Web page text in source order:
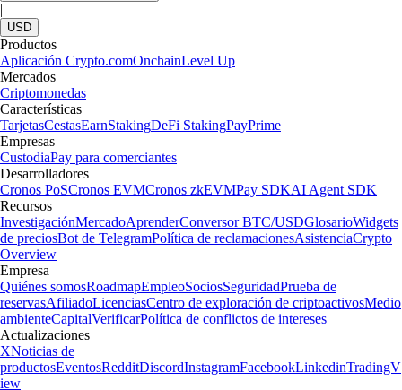
|
USD
Productos
Aplicación Crypto.comOnchainLevel Up
Mercados
Criptomonedas
Características
TarjetasCestasEarnStakingDeFi StakingPayPrime
Empresas
CustodiaPay para comerciantes
Desarrolladores
Cronos PoSCronos EVMCronos zkEVMPay SDKAI Agent SDK
Recursos
InvestigaciónMercadoAprenderConversor BTC/USDGlosarioWidgets
de preciosBot de TelegramPolítica de reclamacionesAsistenciaCrypto
Overview
Empresa
Quiénes somosRoadmapEmpleoSociosSeguridadPrueba de
reservasAfiliadoLicenciasCentro de exploración de criptoactivosMedio
ambienteCapitalVerificarPolítica de conflictos de intereses
Actualizaciones
XNoticias de
productosEventosRedditDiscordInstagramFacebookLinkedinTradingV
iew